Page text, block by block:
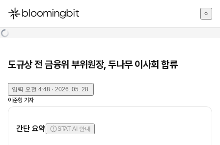
한국어
도규상 전 금융위 부위원장, 두나무 이사회 합류
입력 오전 4:48 · 2026. 05. 28.
이준형 기자
간단 요약 STAT AI 안내